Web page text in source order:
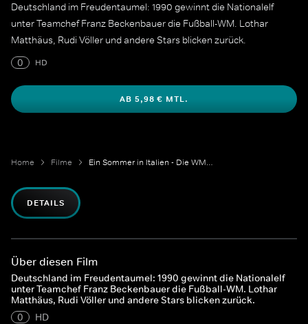
Deutschland im Freudentaumel: 1990 gewinnt die Nationalelf
unter Teamchef Franz Beckenbauer die Fußball-WM. Lothar
Matthäus, Rudi Völler und andere Stars blicken zurück.
0
HD
AB 5,98 € MTL.
Home Filme Ein Sommer in Italien - Die WM 1990
DETAILS
Über diesen Film
Deutschland im Freudentaumel: 1990 gewinnt die Nationalelf
unter Teamchef Franz Beckenbauer die Fußball-WM. Lothar
Matthäus, Rudi Völler und andere Stars blicken zurück.
0
HD